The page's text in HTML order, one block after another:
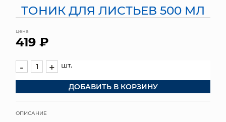
ЯЩИКИ
ПОДАРОЧНЫЕ КАРТЫ
ТОНИК ДЛЯ ЛИСТЬЕВ 500 МЛ
цена
419 ₽
- + шт.
ДОБАВИТЬ В КОРЗИНУ
ОПИСАНИЕ